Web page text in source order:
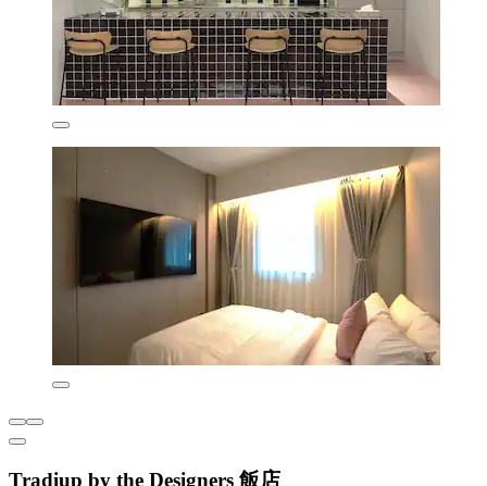
Tradiup by the Designers 飯店